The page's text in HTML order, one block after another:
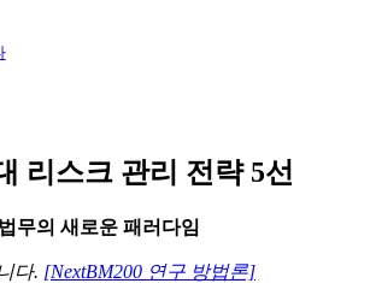
리스크 관리 전략 5선
무의 새로운 패러다임
다. [NextBM200 연구 방법론]